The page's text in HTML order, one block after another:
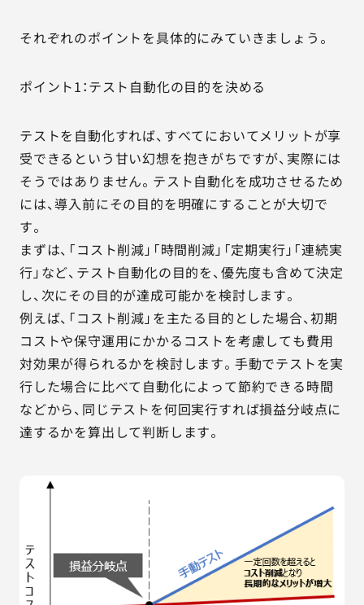
それぞれのポイントを具体的にみていきましょう。
ポイント1：テスト自動化の目的を決める
テストを自動化すれば、すべてにおいてメリットが享
受できるという甘い幻想を抱きがちですが、実際には
そうではありません。テスト自動化を成功させるため
には、導入前にその目的を明確にすることが大切で
す。
まずは、「コスト削減」「時間削減」「定期実行」「連続実
行」など、テスト自動化の目的を、優先度も含めて決定
し、次にその目的が達成可能かを検討します。
例えば、「コスト削減」を主たる目的とした場合、初期
コストや保守運用にかかるコストを考慮しても費用
対効果が得られるかを検討します。手動でテストを実
行した場合に比べて自動化によって節約できる時間
などから、同じテストを何回実行すれば損益分岐点に
達するかを算出して判断します。